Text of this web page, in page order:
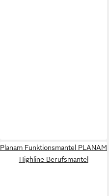
Planam Funktionsmantel PLANAM
Highline Berufsmantel